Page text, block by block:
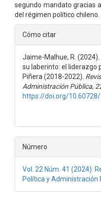
segundo mandato gracias
del régimen político chileno.
Detalles
del
artículo
Cómo citar
Jaime-Malhue, R.
su laberinto: el liderazgo
Piñera (2018-2022).
Administración Pública,
https://doi.org/
Número
Vol. 22 Núm. 41 (2024):
Política y Administración